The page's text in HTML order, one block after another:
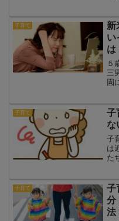
ト
ス
子育て
新
い
は
５
三
園
嘩
イ
子育て
子
な
子
は
た
す
解
子育て
子
分
法